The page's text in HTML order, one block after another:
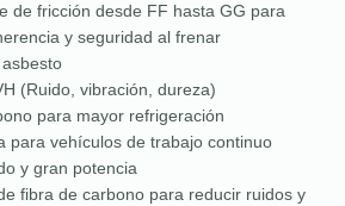
de fricción desde FF hasta GG para
y seguridad al frenar
(Ruido, vibración, dureza)
para mayor refrigeración
para vehículos de trabajo continuo
y gran potencia
fibra de carbono para reducir ruidos y